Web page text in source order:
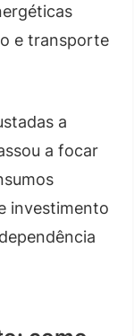
e transporte
a
a focar
investimento